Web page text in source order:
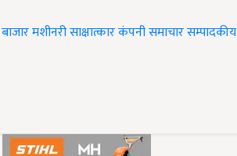
बाजारमशीनरीसाक्षात्कारकंपनी समाचारसम्पादकीय